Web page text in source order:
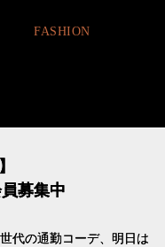
FASHION
募集中
代の通勤コーデ、明日は